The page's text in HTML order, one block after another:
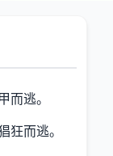
而逃。
狂而逃。